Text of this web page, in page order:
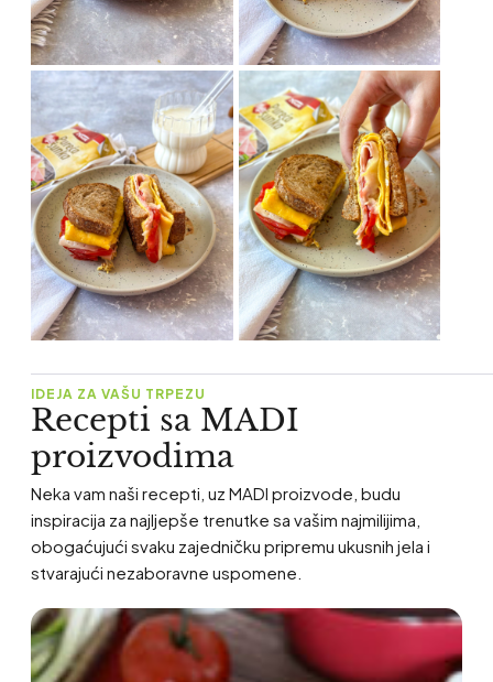
IDEJA ZA VAŠU TRPEZU
Recepti sa MADI
proizvodima
Neka vam naši recepti, uz MADI proizvode, budu
inspiracija za najljepše trenutke sa vašim najmilijima,
obogaćujući svaku zajedničku pripremu ukusnih jela i
stvarajući nezaboravne uspomene.